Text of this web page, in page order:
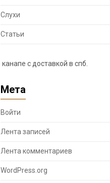
Слухи
Статьи
канапе с доставкой в спб
Мета
Войти
Лента записей
Лента комментариев
WordPress.org